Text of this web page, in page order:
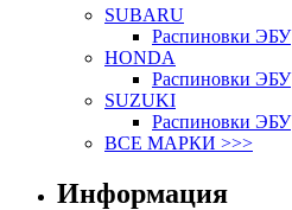
SUBARU
Распиновки ЭБУ
HONDA
Распиновки ЭБУ
SUZUKI
Распиновки ЭБУ
ВСЕ МАРКИ >>>
Информация